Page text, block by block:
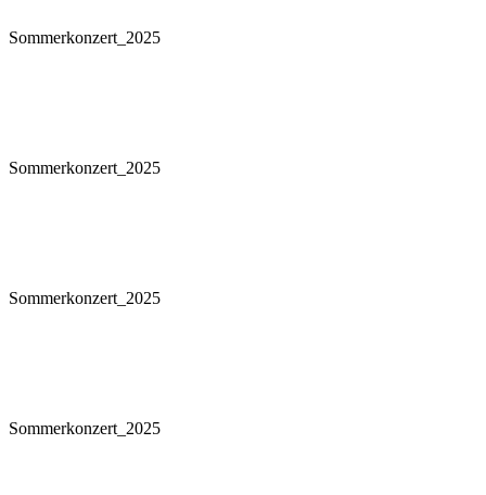
Sommerkonzert_2025
Sommerkonzert_2025
Sommerkonzert_2025
Sommerkonzert_2025